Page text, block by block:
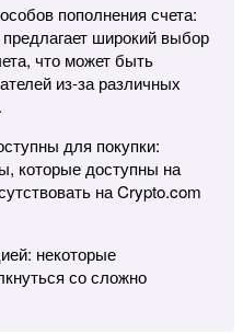
пополнения счета:
широкий выбор
что может быть
из-за различных
для покупки:
которые доступны на
на Crypto.com
некоторые
со сложно